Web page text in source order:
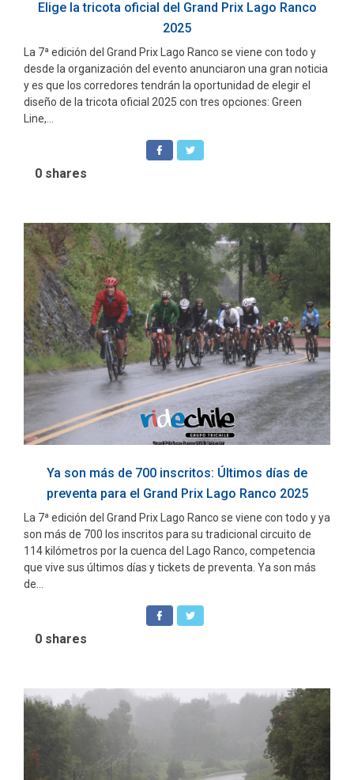
Elige la tricota oficial del Grand Prix Lago Ranco
2025
La 7ª edición del Grand Prix Lago Ranco se viene con todo y
desde la organización del evento anunciaron una gran noticia
y es que los corredores tendrán la oportunidad de elegir el
diseño de la tricota oficial 2025 con tres opciones: Green
Line,...
0 shares
Ya son más de 700 inscritos: Últimos días de
preventa para el Grand Prix Lago Ranco 2025
La 7ª edición del Grand Prix Lago Ranco se viene con todo y ya
son más de 700 los inscritos para su tradicional circuito de
114 kilómetros por la cuenca del Lago Ranco, competencia
que vive sus últimos días y tickets de preventa. Ya son más
de...
0 shares